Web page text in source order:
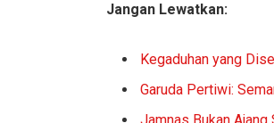
Jangan Lewatkan:
Kegaduhan yang
Garuda Pertiwi: